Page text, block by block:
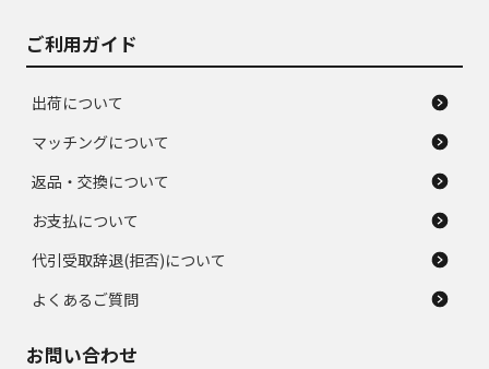
ご利用ガイド
出荷について
マッチングについて
返品・交換について
お支払について
代引受取辞退(拒否)について
よくあるご質問
お問い合わせ